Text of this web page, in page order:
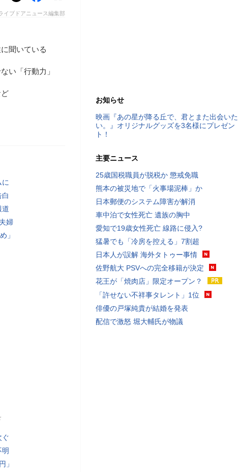
イブドアニュース編集部
聞いている
い「行動力」
道
婦
」
ぐ
」
お知らせ
映画『あの星が降る丘で、君とまた出会いた
い。』オリジナルグッズを3名様にプレゼン
ト！
主要ニュース
25歳国税職員が脱税か 懲戒免職
熊本の被災地で「火事場泥棒」か
日本郵便のシステム障害が解消
車中泊で女性死亡 遺族の胸中
愛知で19歳女性死亡 線路に侵入?
猛暑でも「冷房を控える」7割超
日本人が誤解 海外タトゥー事情
佐野航大 PSVへの完全移籍が決定
花王が「焼肉店」限定オープン？
「許せない不祥事タレント」1位
俳優の戸塚純貴が結婚を発表
配信で激怒 堀大輔氏が物議